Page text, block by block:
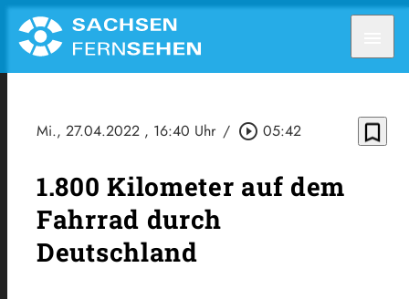
Mi., 27.04.2022 , 16:40 Uhr / play_circle_outline 05:42 bookmark_border
1.800 Kilometer auf dem
Fahrrad durch
Deutschland